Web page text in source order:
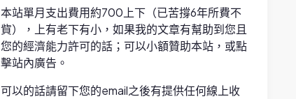
本站單月支出費用約700上下（已苦撐6年所費不
貲），上有老下有小，如果我的文章有幫助到您且
您的經濟能力許可的話；可以小額贊助本站，或點
擊站內廣告。
可以的話請留下您的email之後有提供任何線上收